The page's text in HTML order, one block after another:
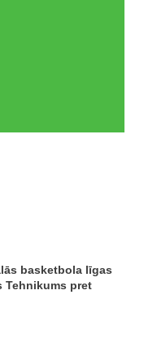
basketbola līgas
Tehnikums pret